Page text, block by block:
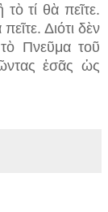
τί θὰ πεῖτε.
Διότι δὲν
τὸ Πνεῦμα τοῦ
ἐσᾶς ὡς